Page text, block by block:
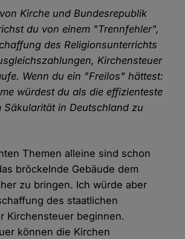
Kirche und Bundesrepublik
du von einem "Trennfehler",
des Religionsunterrichts
Kirchensteuer
Wenn du ein "Freilos" hättest:
würdest du als die effizienteste
Säkularität in Deutschland zu
Themen alleine sind schon
bröckelnde Gebäude dem
zu bringen. Ich würde aber
des staatlichen
Kirchensteuer beginnen.
können die Kirchen